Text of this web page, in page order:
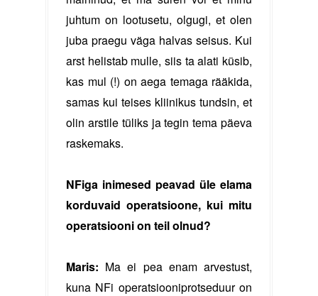
juhtum on lootusetu, olgugi, et olen
juba praegu väga halvas seisus. Kui
arst helistab mulle, siis ta alati küsib,
kas mul (!) on aega temaga rääkida,
samas kui teises kliinikus tundsin, et
olin arstile tüliks ja tegin tema päeva
raskemaks.
NFiga inimesed peavad üle elama
korduvaid operatsioone, kui mitu
operatsiooni on teil olnud?
Maris: Ma ei pea enam arvestust,
kuna NFi operatsiooniprotseduur on